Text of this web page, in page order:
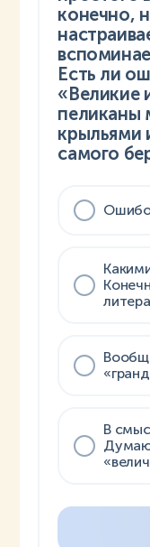
конечно,
Есть ли
«Великие
пеликаны
крыльями
самого
В